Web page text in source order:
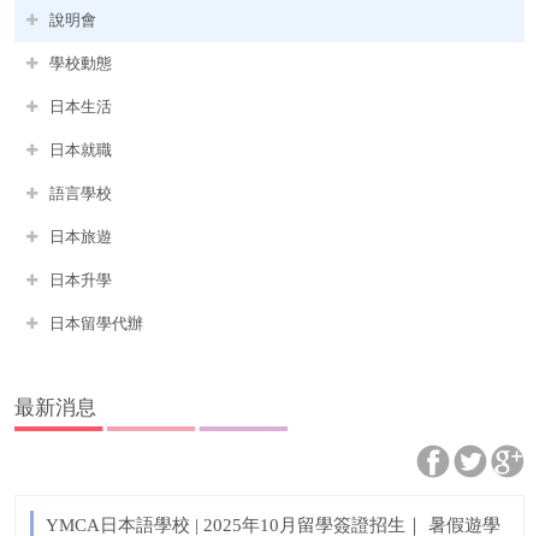
說明會
學校動態
日本生活
日本就職
語言學校
日本旅遊
日本升學
日本留學代辦
最新消息
YMCA日本語學校 | 2025年10月留學簽證招生｜ 暑假遊學